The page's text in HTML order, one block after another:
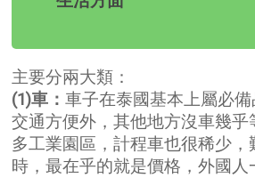
主要分兩大類：
(1)車：車子在泰國基本上屬必
交通方便外，其他地方沒車幾乎
多工業園區，計程車也很稀少
時，最在乎的就是價格，外國人